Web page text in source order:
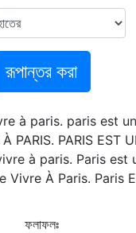
রূপান্তর করা
à paris. paris est
PARIS. PARIS EST
à paris. Paris est
Vivre À Paris. Paris
ফলাফলঃ